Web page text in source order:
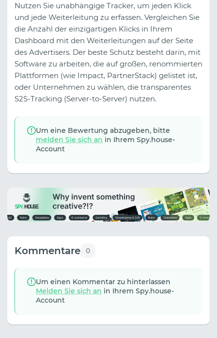
Nutzen Sie unabhängige Tracker, um jeden Klick
und jede Weiterleitung zu erfassen. Vergleichen Sie
die Anzahl der einzigartigen Klicks in Ihrem
Dashboard mit den Weiterleitungen auf der Seite
des Advertisers. Der beste Schutz besteht darin, mit
Software zu arbeiten, die auf großen, renommierten
Plattformen (wie Impact, PartnerStack) gelistet ist,
oder Unternehmen zu wählen, die transparentes
S2S-Tracking (Server-to-Server) nutzen.
Um eine Bewertung abzugeben, bitte
melden Sie sich an in Ihrem Spy.house-
Account
Kommentare 0
Um einen Kommentar zu hinterlassen
Melden Sie sich an in Ihrem Spy.house-
Account